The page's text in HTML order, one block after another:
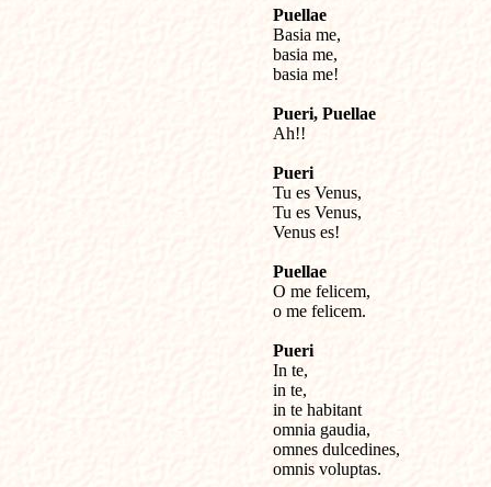
Puellae
Basia me,
basia me,
basia me!
Pueri, Puellae
Ah!!
Pueri
Tu es Venus,
Tu es Venus,
Venus es!
Puellae
O me felicem,
o me felicem.
Pueri
In te,
in te,
in te habitant
omnia gaudia,
omnes dulcedines,
omnis voluptas.